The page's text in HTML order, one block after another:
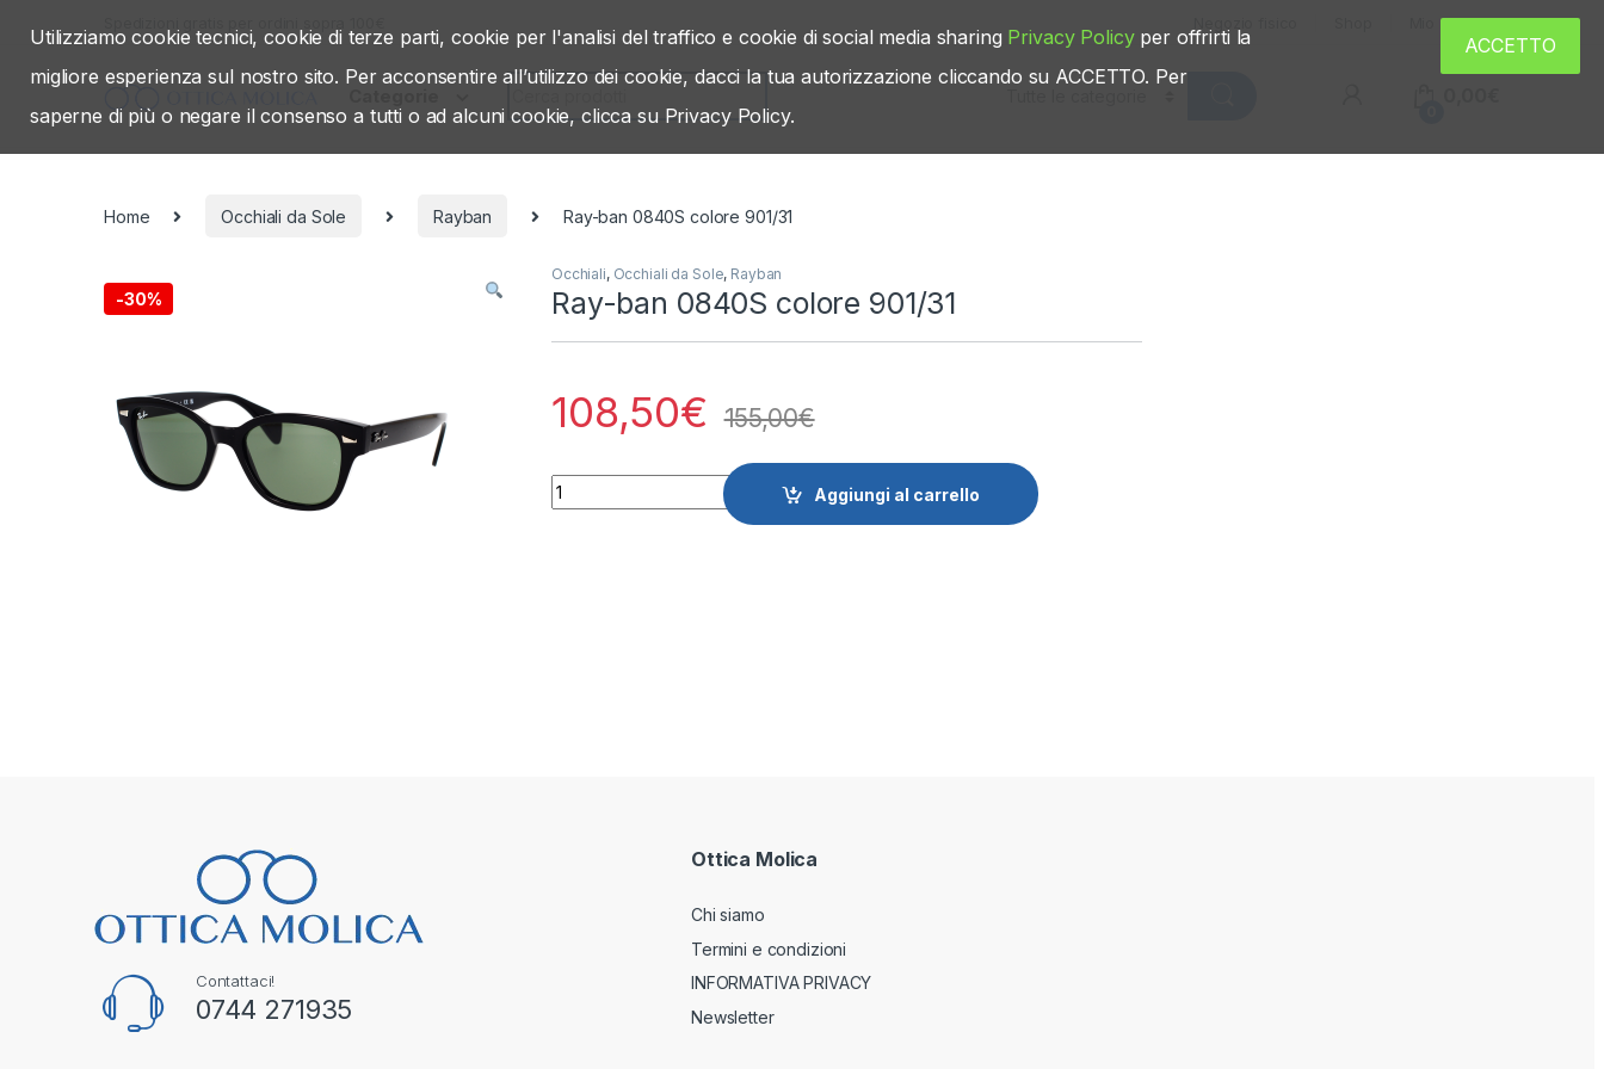
Mio account
Search for:
Home Occhiali da Sole Rayban Ray-ban 0840S colore 901/31
-30%
Occhiali, Occhiali da Sole, Rayban
Ray-ban 0840S colore 901/31
108,50€ 155,00€
Quantity
Aggiungi al carrello
Contattaci!
0744 271935
Ottica Molica
Chi siamo
Termini e condizioni
INFORMATIVA PRIVACY
Newsletter
Utilizziamo cookie tecnici, cookie di terze parti, cookie per l'analisi del traffico e cookie di social media sharing Privacy Policyper offrirti la
migliore esperienza sul nostro sito. Per acconsentire all’utilizzo dei cookie, dacci la tua autorizzazione cliccando su ACCETTO. Per
saperne di più o negare il consenso a tutti o ad alcuni cookie, clicca su Privacy Policy.
ACCETTO